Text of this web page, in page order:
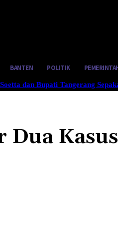
BANTEN POLITIK
dan Bupati Tangerang